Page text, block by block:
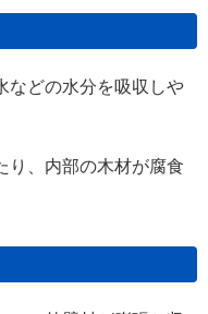
どの水分を吸収しや
、内部の木材が腐食